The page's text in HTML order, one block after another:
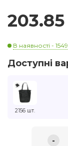
В наявності -
Доступні
2156 шт.
-